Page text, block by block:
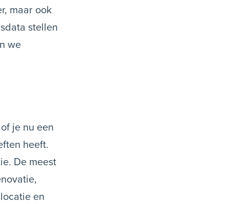
maar ook
stellen
we
je nu een
heeft.
De meest
en